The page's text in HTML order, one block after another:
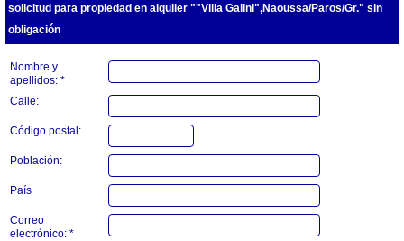
solicitud para propiedad en alquiler ""Villa Galini",Naoussa/Paros/Gr." sin
obligación
Nombre y
apellidos: *
Calle:
Código postal:
Población:
País
Correo
electrónico: *